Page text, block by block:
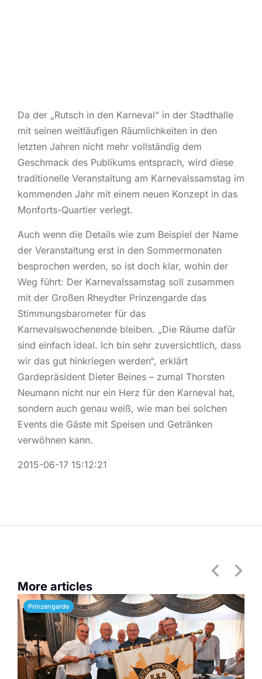
Da der „Rutsch in den Karneval“ in der Stadthalle
mit seinen weitläufigen Räumlichkeiten in den
letzten Jahren nicht mehr vollständig dem
Geschmack des Publikums entsprach, wird diese
traditionelle Veranstaltung am Karnevalssamstag im
kommenden Jahr mit einem neuen Konzept in das
Monforts-Quartier verlegt.
Auch wenn die Details wie zum Beispiel der Name
der Veranstaltung erst in den Sommermonaten
besprochen werden, so ist doch klar, wohin der
Weg führt: Der Karnevalssamstag soll zusammen
mit der Großen Rheydter Prinzengarde das
Stimmungsbarometer für das
Karnevalswochenende bleiben. „Die Räume dafür
sind einfach ideal. Ich bin sehr zuversichtlich, dass
wir das gut hinkriegen werden“, erklärt
Gardepräsident Dieter Beines – zumal Thorsten
Neumann nicht nur ein Herz für den Karneval hat,
sondern auch genau weiß, wie man bei solchen
Events die Gäste mit Speisen und Getränken
verwöhnen kann.
2015-06-17 15:12:21
More articles
Prinzengarde